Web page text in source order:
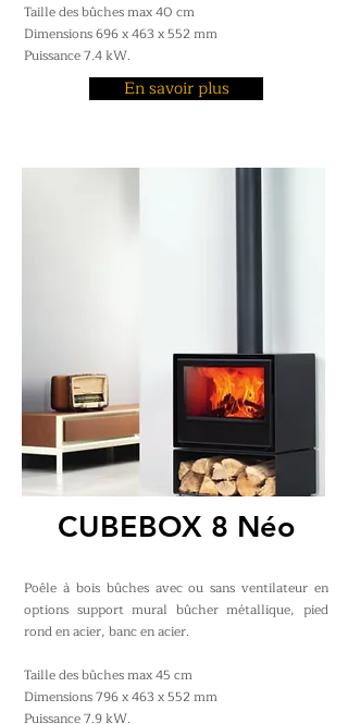
Taille des bûches max 40 cm
Dimensions 696 x 463 x 552 mm
Puissance 7.4 kW.
En savoir plus
CUBEBOX 8 Néo
Poêle à bois bûches avec ou sans ventilateur en
options support mural bûcher métallique, pied
rond en acier, banc en acier.
Taille des bûches max 45 cm
Dimensions 796 x 463 x 552 mm
Puissance 7.9 kW.